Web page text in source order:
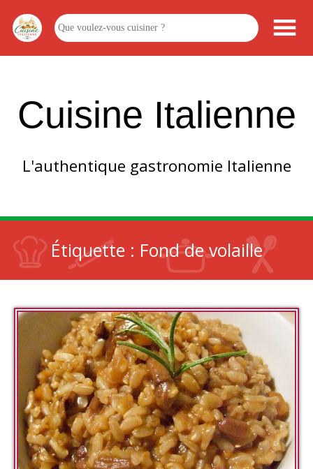
Cuisine Italienne
L'authentique gastronomie Italienne
Étiquette : Fond de volaille